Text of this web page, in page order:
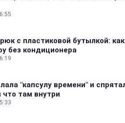
с пластиковой бутылкой:
без кондиционера
"капсулу времени" и
там внутри